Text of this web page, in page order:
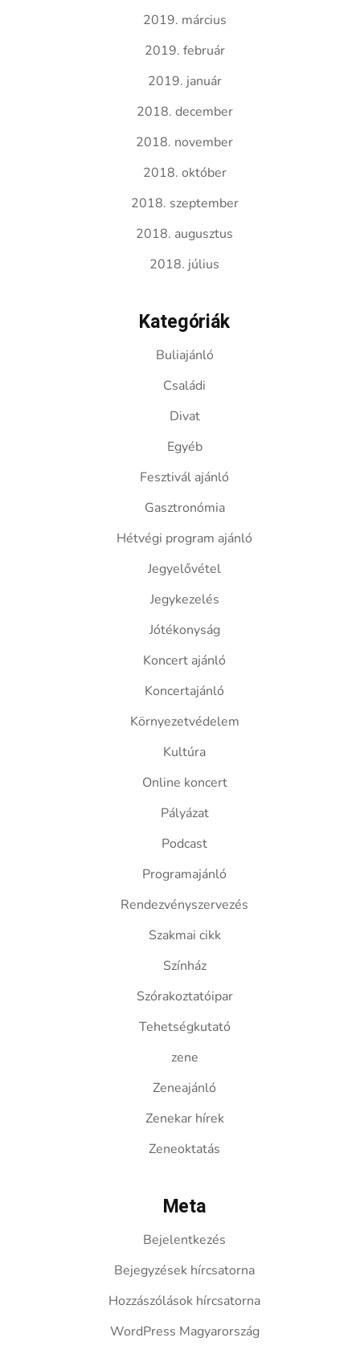
2019. március
2019. február
2019. január
2018. december
2018. november
2018. október
2018. szeptember
2018. augusztus
2018. július
Kategóriák
Buliajánló
Családi
Divat
Egyéb
Fesztivál ajánló
Gasztronómia
Hétvégi program ajánló
Jegyelővétel
Jegykezelés
Jótékonyság
Koncert ajánló
Koncertajánló
Környezetvédelem
Kultúra
Online koncert
Pályázat
Podcast
Programajánló
Rendezvényszervezés
Szakmai cikk
Színház
Szórakoztatóipar
Tehetségkutató
zene
Zeneajánló
Zenekar hírek
Zeneoktatás
Meta
Bejelentkezés
Bejegyzések hírcsatorna
Hozzászólások hírcsatorna
WordPress Magyarország